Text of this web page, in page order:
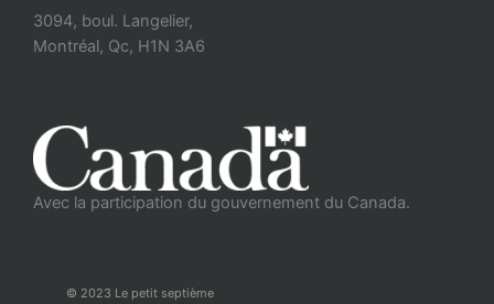
3094, boul. Langelier,
Montréal, Qc, H1N 3A6
Avec la participation du gouvernement du Canada.
© 2023 Le petit septième